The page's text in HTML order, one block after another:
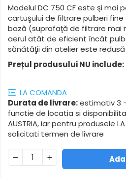
Masini de gaurit si frezat
Masini de gaurit cu freza
Masini de frezat universale
Centre de prelucrare verticale
Masini de frezat cu batiu
Masini de frezat universale SERVO
Masini de frezat verticale
Masini de slefuit metal
Masini de ascutit burghie
Masini de lustruit
Masini de polizat bavuri cu perii
Modelul DC 750 CF este şi mai
cartuşului de filtrare pulberi
bază (suprafaţă de filtrare mai
aerul atât de eficient încât
sănătăţii din atelier este redusă
Prețul produsului NU include:
LA COMANDA
Durata de livrare:estimativ 3
functie de locatia si
AUSTRIA, iar pentru produsele
solicitati termen de livrare